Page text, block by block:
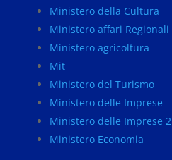
Ministero della Cultura
Ministero affari Regionali
Ministero agricoltura
Mit
Ministero del Turismo
Ministero delle Imprese
Ministero delle Imprese 2
Ministero Economia